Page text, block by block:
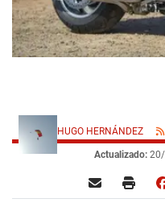
HUGO HERNÁNDEZ
Actualizado: